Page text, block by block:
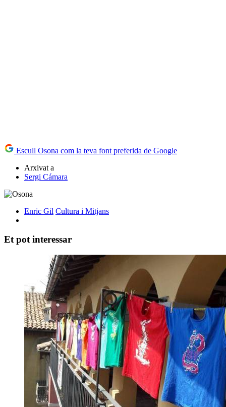
Escull Osona com la teva font preferida de Google
Arxivat a
Sergi Cámara
Enric Gil Cultura i Mitjans
Et pot interessar